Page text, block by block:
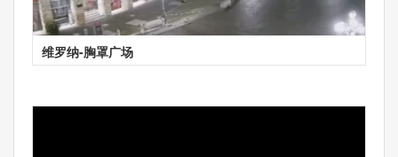
维罗纳-胸罩广场